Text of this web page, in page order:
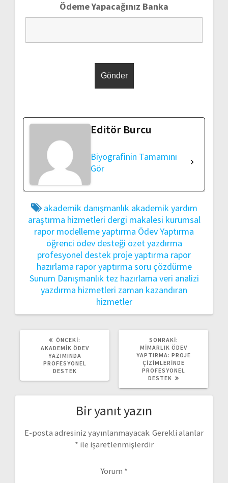
Ödeme Yapacağınız Banka
Editör Burcu
Biyografinin Tamamını
Gör
akademik danışmanlık akademik yardım
araştırma hizmetleri dergi makalesi kurumsal
rapor modelleme yaptırma Ödev Yaptırma
öğrenci ödev desteği özet yazdırma
profesyonel destek proje yaptırma rapor
hazırlama rapor yaptırma soru çözdürme
Sunum Danışmanlık tez hazırlama veri analizi
yazdırma hizmetleri zaman kazandıran
hizmetler
ÖNCEKI:
YAZI:
AKADEMIK ÖDEV
YAZIMINDA
PROFESYONEL
DESTEK
SONRAKI:
YAZI:
MIMARLIK ÖDEV
YAPTIRMA: PROJE
ÇIZIMLERINDE
PROFESYONEL
DESTEK
Bir yanıt yazın
E-posta adresiniz yayınlanmayacak. Gerekli alanlar
* ile işaretlenmişlerdir
Yorum *